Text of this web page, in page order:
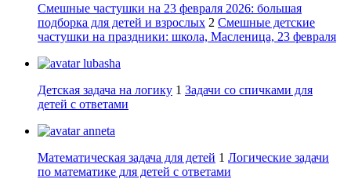
Смешные частушки на 23 февраля 2026: большая
подборка для детей и взрослых 2 Смешные детские
частушки на праздники: школа, Масленица, 23 февраля
lubasha
Детская задача на логику 1 Задачи со спичками для
детей с ответами
anneta
Математическая задача для детей 1 Логические задачи
по математике для детей с ответами